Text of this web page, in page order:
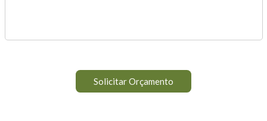
Solicitar Orçamento